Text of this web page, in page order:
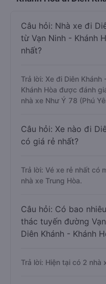
Câu hỏi: Nhà xe đi
từ Vạn Ninh - Khánh
nhất?
Trả lời: Xe đi Diên Khánh
Khánh Hòa được đánh
nhà xe Như Ý 78 (Phú
Câu hỏi: Xe nào đi
có giá rẻ nhất?
Trả lời: Vé xe rẻ nhất có
nhà xe Trung Hòa.
Câu hỏi: Có bao
thác tuyến đường
Diên Khánh - Khánh
Trả lời: Hiện tại có 2